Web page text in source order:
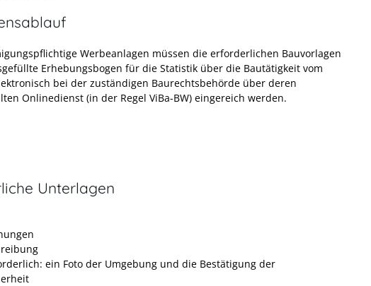
Werbeanlagen müssen die erforderlichen Bauvorlagen
Erhebungsbogen für die Statistik über die Bautätigkeit vom
bei der zuständigen Baurechtsbehörde über deren
Onlinedienst (in der Regel ViBa-BW) eingereich werden.
Unterlagen
ein Foto der Umgebung und die Bestätigung der